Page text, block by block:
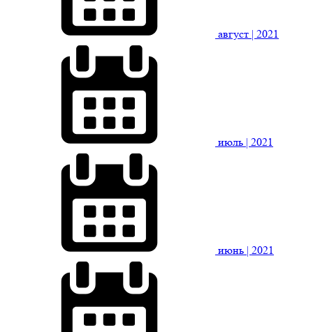
август | 2021
июль | 2021
июнь | 2021